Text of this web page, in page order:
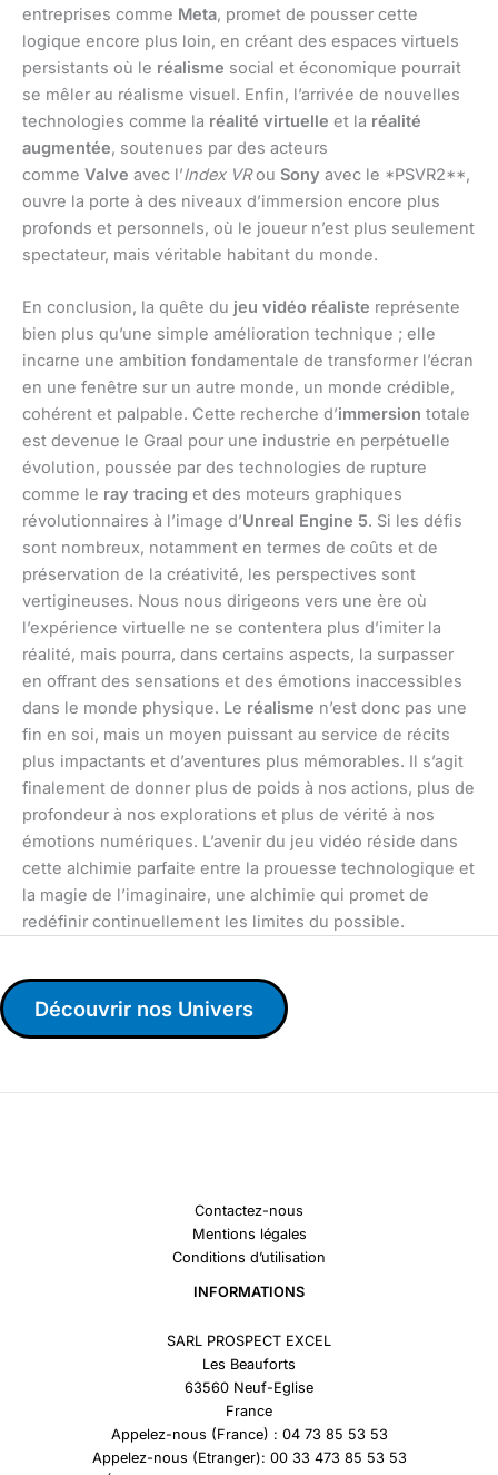
entreprises comme Meta, promet de pousser cette
logique encore plus loin, en créant des espaces virtuels
persistants où le réalisme social et économique pourrait
se mêler au réalisme visuel. Enfin, l’arrivée de nouvelles
technologies comme la réalité virtuelle et la réalité
augmentée, soutenues par des acteurs
comme Valve avec l’Index VRou Sony avec le *PSVR2**,
ouvre la porte à des niveaux d’immersion encore plus
profonds et personnels, où le joueur n’est plus seulement
spectateur, mais véritable habitant du monde.
En conclusion, la quête du jeu vidéo réaliste représente
bien plus qu’une simple amélioration technique ; elle
incarne une ambition fondamentale de transformer l’écran
en une fenêtre sur un autre monde, un monde crédible,
cohérent et palpable. Cette recherche d’immersion totale
est devenue le Graal pour une industrie en perpétuelle
évolution, poussée par des technologies de rupture
comme le ray tracing et des moteurs graphiques
révolutionnaires à l’image d’Unreal Engine 5. Si les défis
sont nombreux, notamment en termes de coûts et de
préservation de la créativité, les perspectives sont
vertigineuses. Nous nous dirigeons vers une ère où
l’expérience virtuelle ne se contentera plus d’imiter la
réalité, mais pourra, dans certains aspects, la surpasser
en offrant des sensations et des émotions inaccessibles
dans le monde physique. Le réalisme n’est donc pas une
fin en soi, mais un moyen puissant au service de récits
plus impactants et d’aventures plus mémorables. Il s’agit
finalement de donner plus de poids à nos actions, plus de
profondeur à nos explorations et plus de vérité à nos
émotions numériques. L’avenir du jeu vidéo réside dans
cette alchimie parfaite entre la prouesse technologique et
la magie de l’imaginaire, une alchimie qui promet de
redéfinir continuellement les limites du possible.
Découvrir nos Univers
Contactez-nous
Mentions légales
Conditions d’utilisation
INFORMATIONS
SARL PROSPECT EXCEL
Les Beauforts
63560 Neuf-Eglise
France
Appelez-nous (France) : 04 73 85 53 53
Appelez-nous (Etranger): 00 33 473 85 53 53